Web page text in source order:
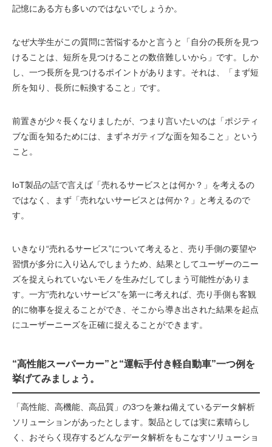
記憶にある方も多いのではないでしょうか。
なぜ大学生がこの質問に苦悩するかと言うと「自分の長所を見つ
けることは、短所を見つけることの数倍難しいから」です。しか
し、一つ長所を見つけるポイントがあります。それは、「まず短
所を知り、長所に転換すること」です。
前置きが少々長くなりましたが、つまり言いたいのは「ポジティ
ブな面を知るためには、まずネガティブな面を知ること」という
こと。
IoT製品の話で言えば「売れるサービスとは何か？」を考えるの
ではなく、まず「売れないサービスとは何か？」と考えるので
す。
いきなり“売れるサービス”について考えると、売り手側の要望や
習慣が多分に入り込んでしまうため、結果としてユーザーのニー
ズを捉えられていないモノを生みだしてしまう可能性がありま
す。一方“売れないサービス”を第一に考えれば、売り手側も客観
的に物事を捉えることができ、そこから導き出された結果を起点
にユーザーニーズを正確に捉えることができます。
“高性能スーパーカー”と“運転手付き軽自動車”一つ例を
挙げてみましょう。
「高性能、高機能、高品質」の3つを兼ね備えているデータ解析
ソリューションがあったとします。製品としては実に素晴らし
く、おそらく現存するどんなデータ解析をもこなすソリューショ